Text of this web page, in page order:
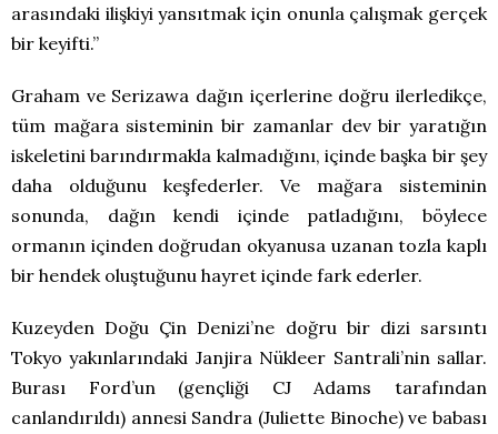
arasındaki ilişkiyi yansıtmak için onunla çalışmak gerçek
bir keyifti.”
Graham ve Serizawa dağın içerlerine doğru ilerledikçe,
tüm mağara sisteminin bir zamanlar dev bir yaratığın
iskeletini barındırmakla kalmadığını, içinde başka bir şey
daha olduğunu keşfederler. Ve mağara sisteminin
sonunda, dağın kendi içinde patladığını, böylece
ormanın içinden doğrudan okyanusa uzanan tozla kaplı
bir hendek oluştuğunu hayret içinde fark ederler.
Kuzeyden Doğu Çin Denizi’ne doğru bir dizi sarsıntı
Tokyo yakınlarındaki Janjira Nükleer Santrali’nin sallar.
Burası Ford’un (gençliği CJ Adams tarafından
canlandırıldı) annesi Sandra (Juliette Binoche) ve babası